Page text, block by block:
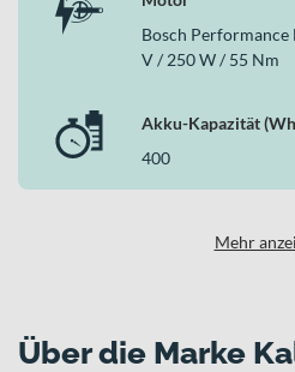
Erhältlich ist das Bike in „jetgrey
sowie wahlweise mit Wave- oder
Bosch Performance
V / 250 W / 55 Nm
Akku-Kapazität
400
Mehr
Über die Marke